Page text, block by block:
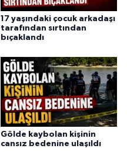
17 yaşındaki çocuk arkadaşı
tarafından sırtından
bıçaklandı
Gölde kaybolan kişinin
cansız bedenine ulaşıldı